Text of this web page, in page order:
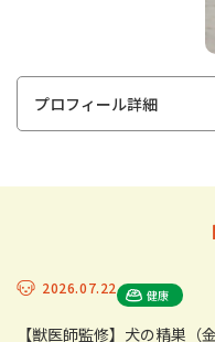
プロフィール詳細
2026.07.22 健康
【獣医師監修】犬の精巣（